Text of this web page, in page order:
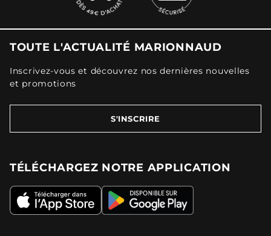
TOUTE L'ACTUALITÉ MARIONNAUD
Inscrivez-vous et découvrez nos dernières nouvelles
et promotions
S'INSCRIRE
TÉLÉCHARGEZ NOTRE APPLICATION